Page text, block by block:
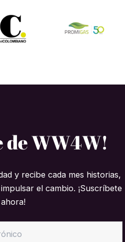
de WW4W!
y recibe cada mes historias,
el cambio. ¡Suscríbete
ahora!